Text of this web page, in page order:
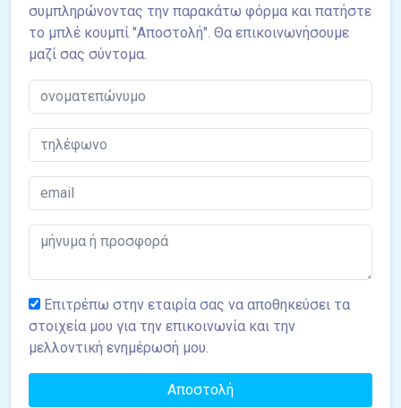
συμπληρώνοντας την παρακάτω φόρμα και πατήστε
το μπλέ κουμπί "Αποστολή". Θα επικοινωνήσουμε
μαζί σας σύντομα.
Επιτρέπω στην εταιρία σας να αποθηκεύσει τα
στοιχεία μου για την επικοινωνία και την
μελλοντική ενημέρωσή μου.
Αποστολή